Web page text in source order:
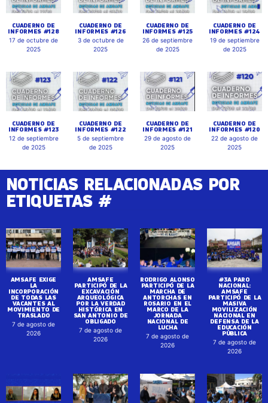
CUADERNO DE
INFORMES #128
17 de octubre de
2025
CUADERNO DE
INFORMES #126
3 de octubre de
2025
CUADERNO DE
INFORMES #125
26 de septiembre
de 2025
CUADERNO DE
INFORMES #124
19 de septiembre
de 2025
CUADERNO DE
INFORMES #123
12 de septiembre
de 2025
CUADERNO DE
INFORMES #122
5 de septiembre
de 2025
CUADERNO DE
INFORMES #121
29 de agosto de
2025
CUADERNO DE
INFORMES #120
22 de agosto de
2025
NOTICIAS RELACIONADAS POR
ETIQUETAS #
AMSAFE EXIGE
LA
INCORPORACIÓN
DE TODAS LAS
VACANTES AL
MOVIMIENTO DE
TRASLADO
7 de agosto de
2026
AMSAFE
PARTICIPÓ DE LA
EXCAVACIÓN
ARQUEOLÓGICA
POR LA VERDAD
HISTÓRICA EN
SAN ANTONIO DE
OBLIGADO
7 de agosto de
2026
RODRIGO ALONSO
PARTICIPÓ DE LA
MARCHA DE
ANTORCHAS EN
ROSARIO EN EL
MARCO DE LA
JORNADA
NACIONAL DE
LUCHA
7 de agosto de
2026
#3A PARO
NACIONAL:
AMSAFE
PARTICIPÓ DE LA
MASIVA
MOVILIZACIÓN
NACIONAL EN
DEFENSA DE LA
EDUCACIÓN
PÚBLICA
7 de agosto de
2026